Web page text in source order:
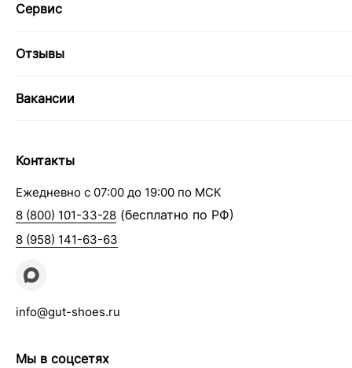
Сервис
Отзывы
Вакансии
Контакты
Ежедневно с 07:00 до 19:00 по МСК
8 (800) 101-33-28 (бесплатно по РФ)
8 (958) 141-63-63
info@gut-shoes.ru
Мы в соцсетях